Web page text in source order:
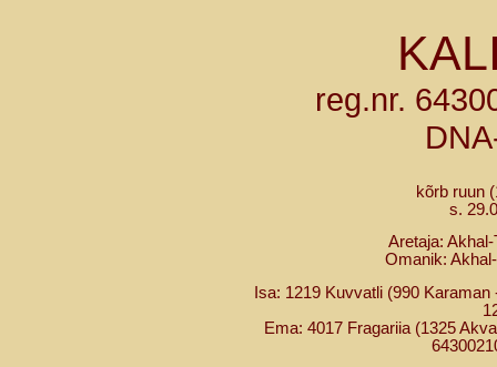
reg.nr.
kõrb ruun
s.
Aretaja:
Omanik:
Isa: 1219 Kuvvatli (990
Ema: 4017 Fragariia (1325